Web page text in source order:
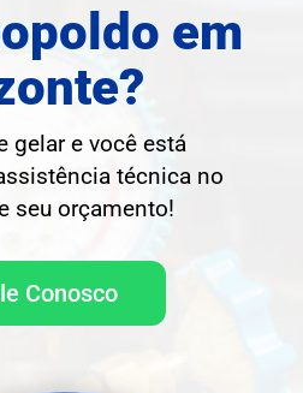
em
gelar e você está
técnica no
seu orçamento!
Conosco